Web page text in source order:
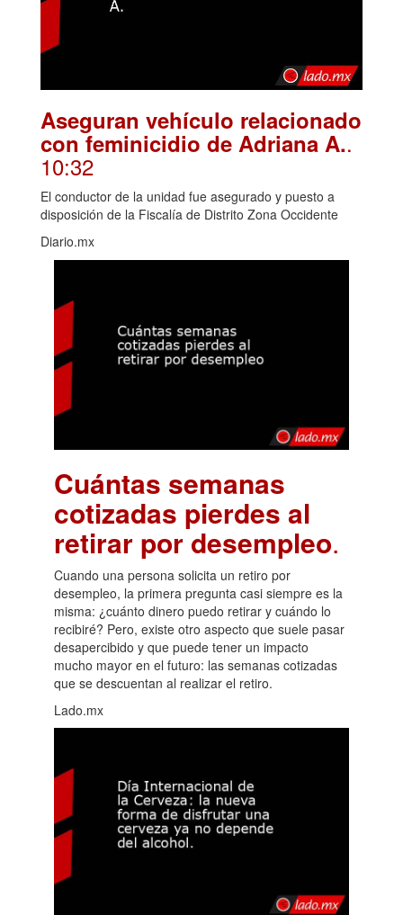
Aseguran vehículo relacionado
con feminicidio de Adriana A..
10:32
El conductor de la unidad fue asegurado y puesto a
disposición de la Fiscalía de Distrito Zona Occidente
Diario.mx
Cuántas semanas
cotizadas pierdes al
retirar por desempleo.
Cuando una persona solicita un retiro por
desempleo, la primera pregunta casi siempre es la
misma: ¿cuánto dinero puedo retirar y cuándo lo
recibiré? Pero, existe otro aspecto que suele pasar
desapercibido y que puede tener un impacto
mucho mayor en el futuro: las semanas cotizadas
que se descuentan al realizar el retiro.
Lado.mx